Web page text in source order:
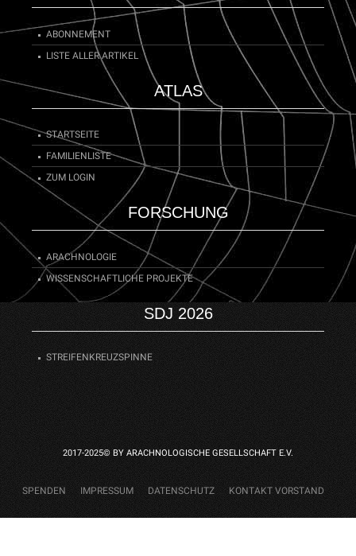
ABONNEMENT
LISTE ALLER ARTIKEL
ATLAS
STARTSEITE
FAMILIENLISTE
ZUM LOGIN
FORSCHUNG
ARACHNOLOGIE
WISSENSCHAFTLICHE PROJEKTE
SDJ 2026
STREIFENKREUZSPINNE
2017-2025© BY ARACHNOLOGISCHE GESELLSCHAFT E.V.
SPENDEN IMPRESSUM DATENSCHUTZ KONTAKT VORSTAND